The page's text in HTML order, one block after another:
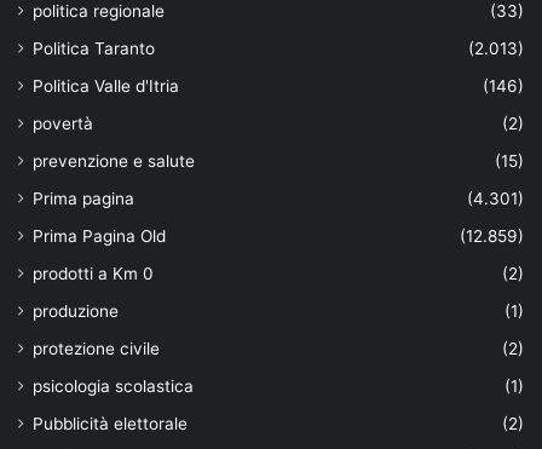
politica regionale
(33)
Politica Taranto
(2.013)
Politica Valle d'Itria
(146)
povertà
(2)
prevenzione e salute
(15)
Prima pagina
(4.301)
Prima Pagina Old
(12.859)
prodotti a Km 0
(2)
produzione
(1)
protezione civile
(2)
psicologia scolastica
(1)
Pubblicità elettorale
(2)